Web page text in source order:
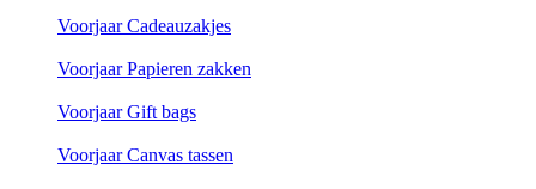
Voorjaar Cadeauzakjes
Voorjaar Papieren zakken
Voorjaar Gift bags
Voorjaar Canvas tassen